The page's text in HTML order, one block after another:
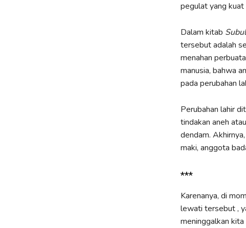
pegulat yang
Dalam kitab
tersebut adalah
menahan
manusia, bahwa
pada perubahan
Perubahan lahir
tindakan aneh atau
dendam.
maki, anggota
***
Karenanya, di
lewati tersebut ,
meninggalkan kita